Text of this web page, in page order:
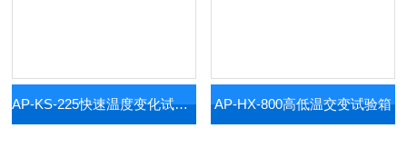
AP-KS-225快速温度变化试验箱 AP-HX-800高低温交变试验箱